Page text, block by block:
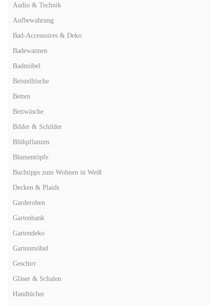
Audio & Technik
Aufbewahrung
Bad-Accessoires & Deko
Badewannen
Badmöbel
Beistelltische
Betten
Bettwäsche
Bilder & Schilder
Blühpflanzen
Blumentöpfe
Buchtipps zum Wohnen in Weiß
Decken & Plaids
Garderoben
Gartenbank
Gartendeko
Gartenmöbel
Geschirr
Gläser & Schalen
Handtücher